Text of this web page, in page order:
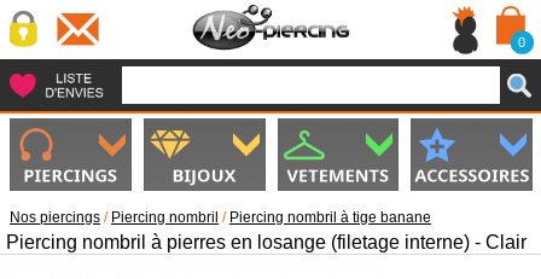
0
Nos piercings / Piercing nombril / Piercing nombril à tige banane
Piercing nombril à pierres en losange (filetage interne) - Clair